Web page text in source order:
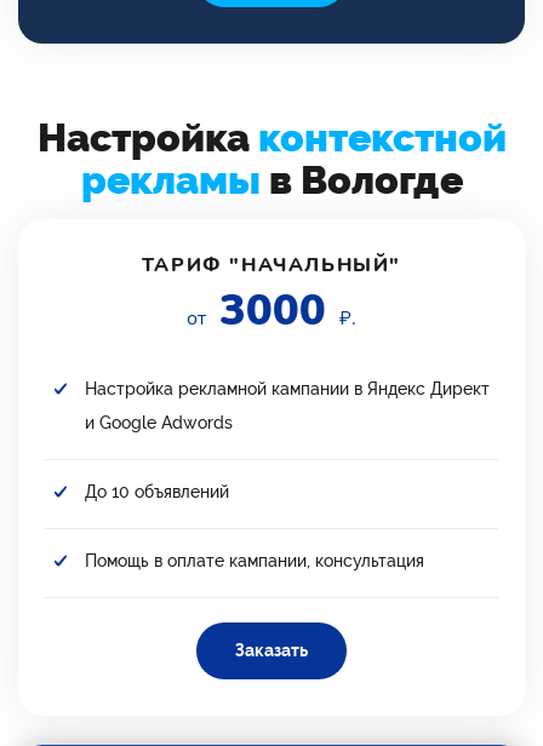
Настройка контекстной
рекламы в Вологде
ТАРИФ "НАЧАЛЬНЫЙ"
от 3000 ₽.
Настройка рекламной кампании в Яндекс Директ
и Google Adwords
До 10 объявлений
Помощь в оплате кампании, консультация
Заказать